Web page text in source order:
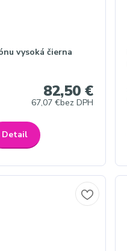
vysoká čierna
82,50 €
67,07 €bez DPH
Detail